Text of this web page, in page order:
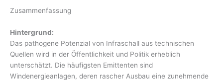
Zusammenfassung
Hintergrund:
Das pathogene Potenzial von Infraschall aus technischen
Quellen wird in der Öffentlichkeit und Politik erheblich
unterschätzt. Die häufigsten Emittenten sind
Windenergieanlagen, deren rascher Ausbau eine zunehmende